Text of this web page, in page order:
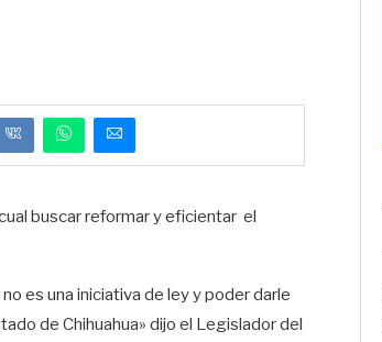
buscar reformar y eficientar el
es una iniciativa de ley y poder darle
de Chihuahua» dijo el Legislador del